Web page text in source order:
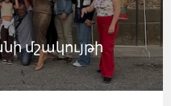
մշակույթի